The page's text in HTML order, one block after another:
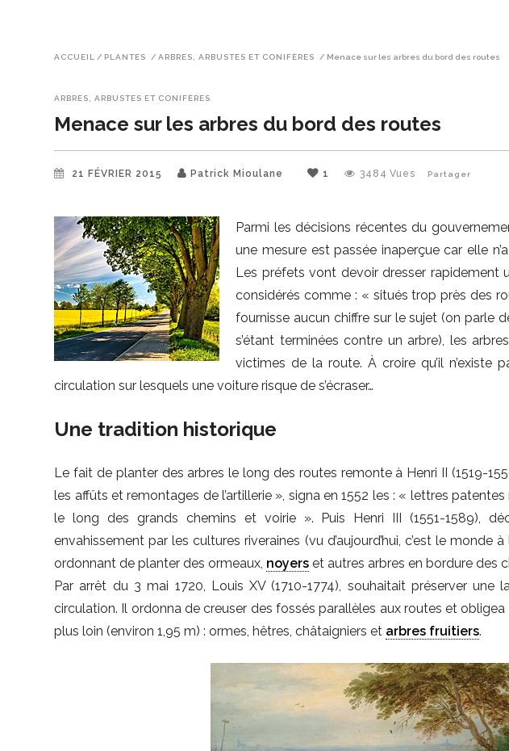
ACCUEIL / PLANTES / ARBRES, ARBUSTES ET CONIFÈRES / Menace sur les arbres du bord des routes
ARBRES, ARBUSTES ET CONIFÈRES
Menace sur les arbres du bord des routes
21 FÉVRIER 2015 Patrick Mioulane 1 3484 Vues Partager
Parmi les décisions récentes du
une mesure est passée inaperçue car elle
Les préfets vont devoir dresser rapidement
considérés comme : « situés trop près des
fournisse aucun chiffre sur le sujet (on parle
s’étant terminées contre un arbre), les
victimes de la route. À croire qu’il n’existe
circulation sur lesquels une voiture risque de s’écraser…
Une tradition historique
Le fait de planter des arbres le long des routes remonte à Henri II (1519-
les affûts et remontages de l’artillerie », signa en 1552 les : « lettres
le long des grands chemins et voirie ». Puis Henri III (1551-1589),
envahissement par les cultures riveraines (vu d’aujourd’hui, c’est le monde
ordonnant de planter des ormeaux, noyers et autres arbres en bordure des
Par arrêt du 3 mai 1720, Louis XV (1710-1774), souhaitait préserver
circulation. Il ordonna de creuser des fossés parallèles aux routes et
plus loin (environ 1,95 m) : ormes, hêtres, châtaigniers et arbres fruitiers.